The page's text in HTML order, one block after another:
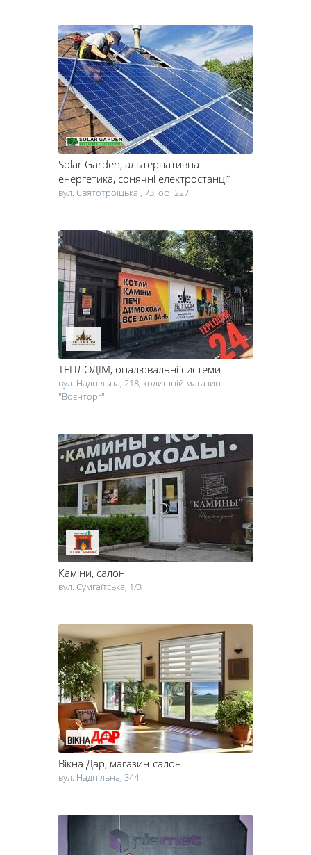
нюанси роботи та особливості використання товару.
Також фахівці радять врахувати всі типові помилки, яких
припускаються люди під час ремонту і будівництва. Це дозволить
попередити неприємні ситуації, щоб ремонт або будівництво
згадувалися з посмішкою.
У цьому розділі ви знайдете контакти компаній, які професійно
займаються ремонтом і будівництвом.
Solar Garden, альтернативна
енергетика, сонячні електростанції
вул. Святотроїцька , 73, оф. 227
ТЕПЛОДІМ, опалювальні системи
вул. Надпільна, 218, колишній магазин
"Воєнторг"
Каміни, салон
вул. Сумгаїтська, 1/3
Вікна Дар, магазин-салон
вул. Надпільна, 344